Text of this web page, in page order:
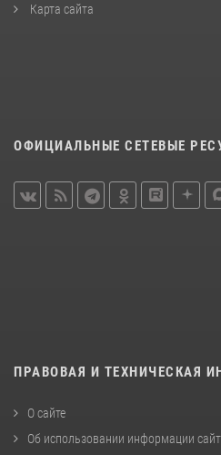
Карта сайта
ОФИЦИАЛЬНЫЕ СЕТЕВЫЕ
ПРАВОВАЯ И ТЕХНИЧЕСКАЯ
О сайте
Об использовании информации